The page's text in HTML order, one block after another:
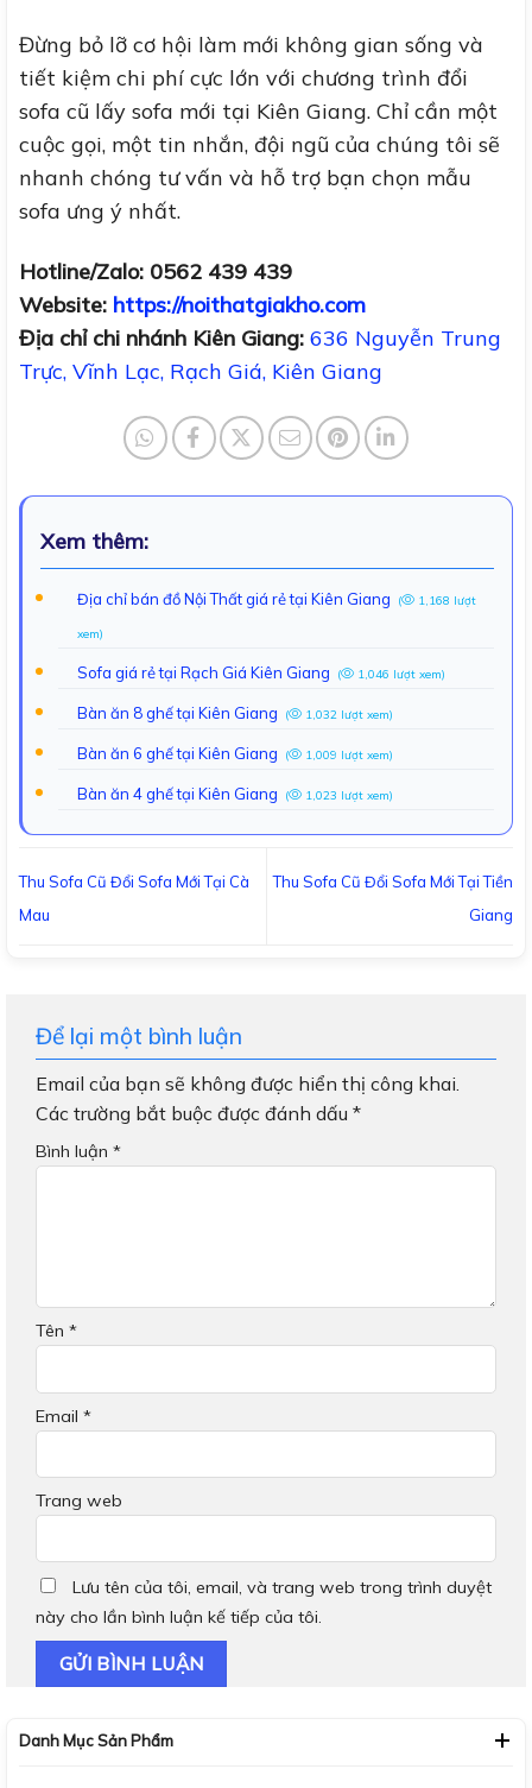
Đừng bỏ lỡ cơ hội làm mới không gian sống và
tiết kiệm chi phí cực lớn với chương trình đổi
sofa cũ lấy sofa mới tại Kiên Giang. Chỉ cần một
cuộc gọi, một tin nhắn, đội ngũ của chúng tôi sẽ
nhanh chóng tư vấn và hỗ trợ bạn chọn mẫu
sofa ưng ý nhất.
Hotline/Zalo: 0562 439 439
Website: https://noithatgiakho.com
Địa chỉ chi nhánh Kiên Giang: 636 Nguyễn Trung
Trực, Vĩnh Lạc, Rạch Giá, Kiên Giang
Xem thêm:
Địa chỉ bán đồ Nội Thất giá rẻ tại Kiên Giang ( 1,168 lượt
xem)
Sofa giá rẻ tại Rạch Giá Kiên Giang ( 1,046 lượt xem)
Bàn ăn 8 ghế tại Kiên Giang ( 1,032 lượt xem)
Bàn ăn 6 ghế tại Kiên Giang ( 1,009 lượt xem)
Bàn ăn 4 ghế tại Kiên Giang ( 1,023 lượt xem)
Thu Sofa Cũ Đổi Sofa Mới Tại Cà
Mau
Thu Sofa Cũ Đổi Sofa Mới Tại Tiền
Giang
Để lại một bình luận
Email của bạn sẽ không được hiển thị công khai.
Các trường bắt buộc được đánh dấu *
Bình luận *
Tên *
Email *
Trang web
Lưu tên của tôi, email, và trang web trong trình duyệt
này cho lần bình luận kế tiếp của tôi.
Danh Mục Sản Phẩm